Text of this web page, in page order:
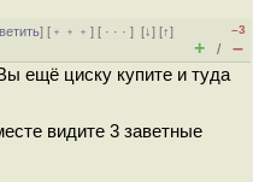
] [ ﹢﹢﹢] [ · · ·][↓] [↑]
–3
+ / –
ещё циску купите и туда
видите 3 заветные